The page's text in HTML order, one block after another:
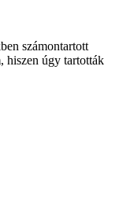
számontartott
hiszen úgy tartották